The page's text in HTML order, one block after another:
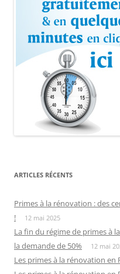
ARTICLES RÉCENTS
Primes à la rénovation : des
!
12 mai 2025
La fin du régime de primes à
la demande de 50%
12 mai
Les primes à la rénovation en